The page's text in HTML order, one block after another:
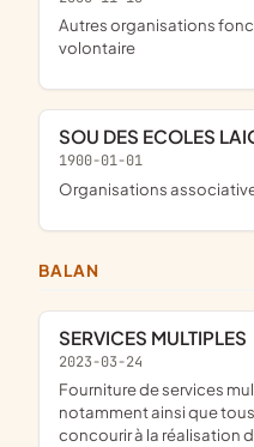
Autres organisations fonctionnant par adhésion
volontaire
SOU DES ECOLES
1900-01-01
Organisations
BALAN
SERVICES MULTIPLES
2023-03-24
fourniture de services multiples bâtiments, énergie
notamment ainsi que
concourir à la réalisation